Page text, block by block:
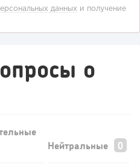
данных и получение
о
Нейтральные